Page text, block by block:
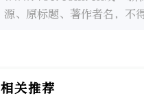
源、原标题、著作者名，不
相关推荐